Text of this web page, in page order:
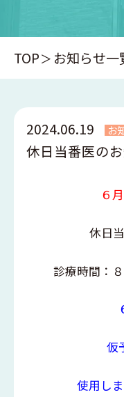
TOP お知らせ一
2024.06.19 お
休日当番医の
６
休日
診療時間：
仮
使用し